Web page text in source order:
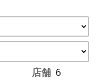
店舗 6